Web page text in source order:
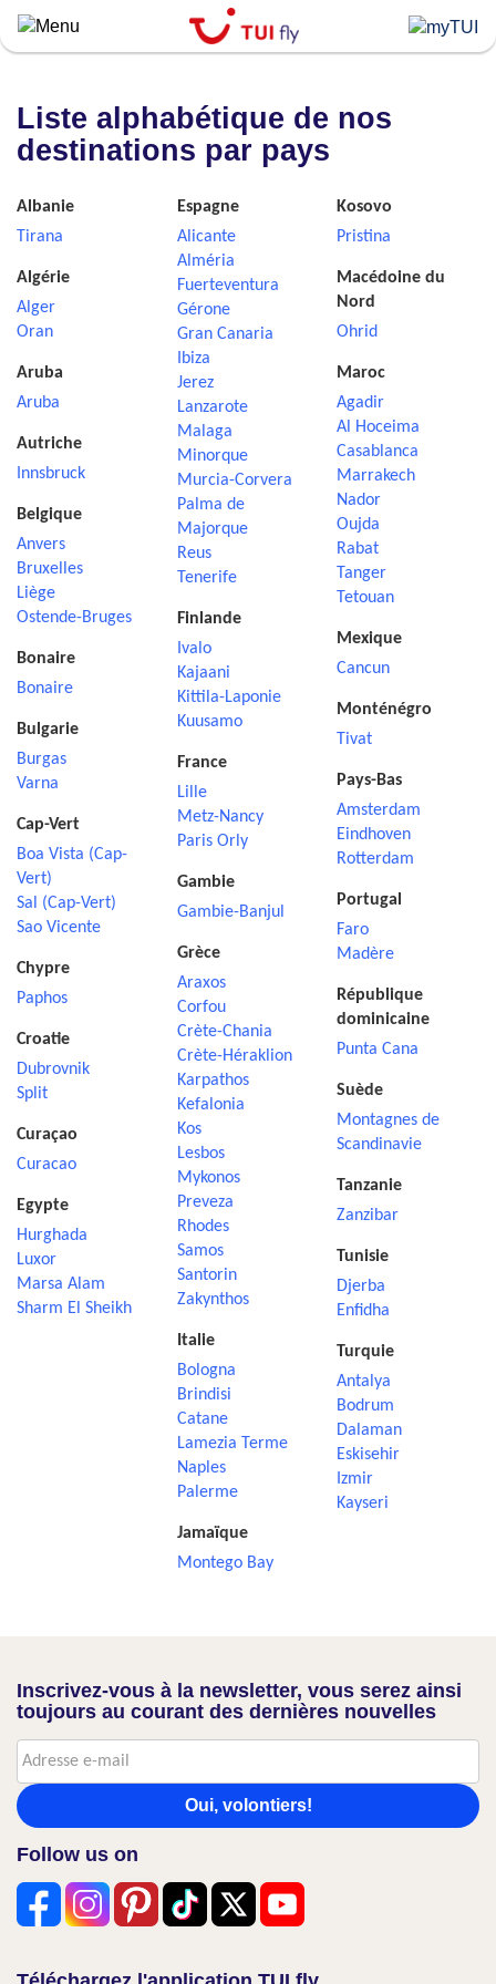
Skip
to
Liste alphabétique de nos
destinations par pays
Albanie
Tirana
Algérie
Alger
Oran
Aruba
Aruba
Autriche
Innsbruck
Belgique
Anvers
Bruxelles
Liège
Ostende-Bruges
Bonaire
Bonaire
Bulgarie
Burgas
Varna
Cap-Vert
Boa Vista (Cap-
Vert)
Sal (Cap-Vert)
Sao Vicente
Chypre
Paphos
Croatie
Dubrovnik
Split
Curaçao
Curacao
Egypte
Hurghada
Luxor
Marsa Alam
Sharm El Sheikh
Espagne
Alicante
Alméria
Fuerteventura
Gérone
Gran Canaria
Ibiza
Jerez
Lanzarote
Malaga
Minorque
Murcia-Corvera
Palma de
Majorque
Reus
Tenerife
Finlande
Ivalo
Kajaani
Kittila-Laponie
Kuusamo
France
Lille
Metz-Nancy
Paris Orly
Gambie
Gambie-Banjul
Grèce
Araxos
Corfou
Crète-Chania
Crète-Héraklion
Karpathos
Kefalonia
Kos
Lesbos
Mykonos
Preveza
Rhodes
Samos
Santorin
Zakynthos
Italie
Bologna
Brindisi
Catane
Lamezia Terme
Naples
Palerme
Jamaïque
Montego Bay
Kosovo
Pristina
Macédoine du
Nord
Ohrid
Maroc
Agadir
Al Hoceima
Casablanca
Marrakech
Nador
Oujda
Rabat
Tanger
Tetouan
Mexique
Cancun
Monténégro
Tivat
Pays-Bas
Amsterdam
Eindhoven
Rotterdam
Portugal
Faro
Madère
République
dominicaine
Punta Cana
Suède
Montagnes de
Scandinavie
Tanzanie
Zanzibar
Tunisie
Djerba
Enfidha
Turquie
Antalya
Bodrum
Dalaman
Eskisehir
Izmir
Kayseri
Inscrivez-vous à la newsletter, vous serez ainsi
toujours au courant des dernières nouvelles
Oui, volontiers!
Follow us on